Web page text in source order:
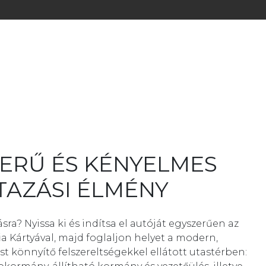
ÉS KÉNYELMES
ÉLMÉNY
Nyissa ki és indítsa el autóját egyszerűen az
Kártyával, majd foglaljon helyet a modern,
könnyítő felszereltségekkel ellátott utastérben: